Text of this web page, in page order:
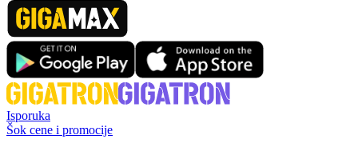
Isporuka
Šok cene i promocije